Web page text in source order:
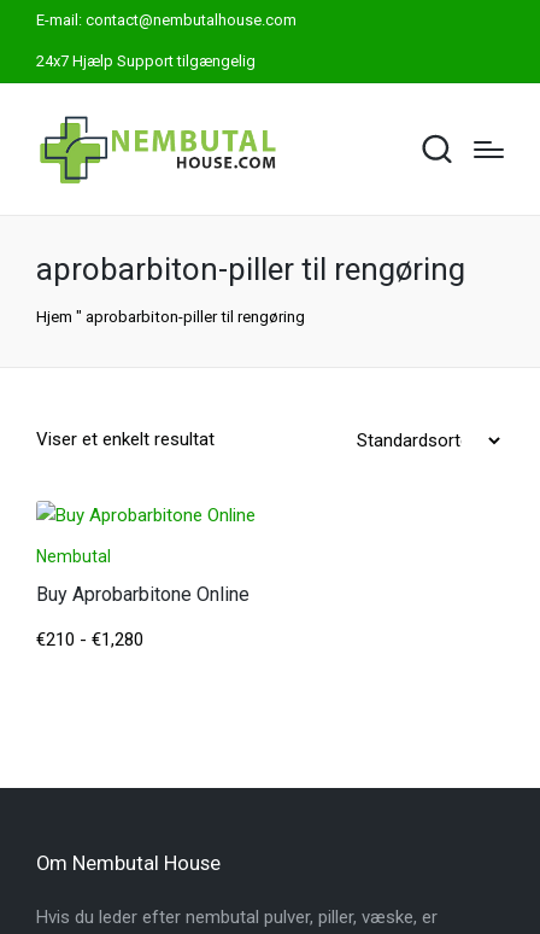
E-mail: contact@nembutalhouse.com
24x7 Hjælp Support tilgængelig
aprobarbiton-piller til rengøring
Hjem " aprobarbiton-piller til rengøring
Viser et enkelt resultat
Nembutal
Buy Aprobarbitone Online
€210 - €1,280
Om Nembutal House
Hvis du leder efter nembutal pulver, piller, væske, er